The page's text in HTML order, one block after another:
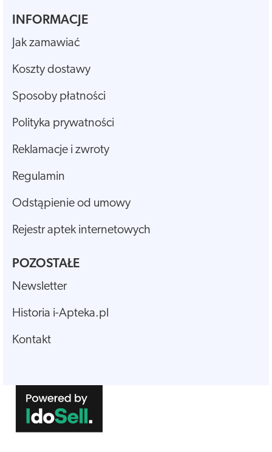
INFORMACJE
Jak zamawiać
Koszty dostawy
Sposoby płatności
Polityka prywatności
Reklamacje i zwroty
Regulamin
Odstąpienie od umowy
Rejestr aptek internetowych
POZOSTAŁE
Newsletter
Historia i-Apteka.pl
Kontakt